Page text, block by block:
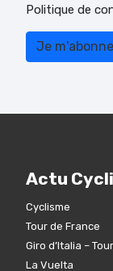
Politique de
Actu
Cyclisme
Tour de France
Giro d’Italia –
La Vuelta